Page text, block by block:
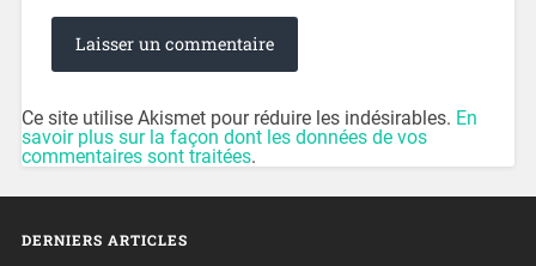
Ce site utilise Akismet pour réduire les indésirables. En
savoir plus sur la façon dont les données de vos
commentaires sont traitées.
DERNIERS ARTICLES